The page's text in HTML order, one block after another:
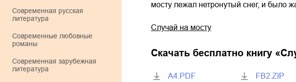
современная русская
литература
современные любовные
романы
современная зарубежная
литература
мосту лежал нетронутый снег, и было
Случай на мосту
Скачать бесплатно книгу «
A4.PDF FB2.ZIP